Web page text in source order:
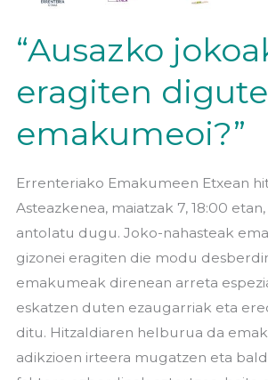
“Ausazko
eragiten digute
emakumeoi?”
Errenteriako Emakumeen Etxean
Asteazkenea, maiatzak 7, 18:00
antolatu dugu. Joko-nahasteak
gizonei eragiten die modu
emakumeak direnean arreta
eskatzen duten ezaugarriak eta
ditu. Hitzaldiaren helburua da
adikzioen irteera mugatzen eta